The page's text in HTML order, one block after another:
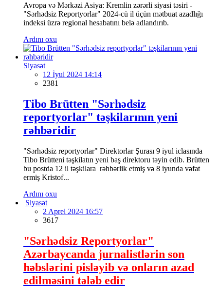
Avropa və Mərkəzi Asiya: Kremlin zərərli siyasi təsiri -
"Sərhədsiz Reportyorlar" 2024-cü il üçün mətbuat azadlığı
indeksi üzrə regional hesabatını belə adlandırıb.
Ardını oxu
Siyasət
12 İyul 2024 14:14
2381
Tibo Brütten "Sərhədsiz
reportyorlar" təşkilarının yeni
rəhbəridir
"Sərhədsiz reportyorlar" Direktorlar Şurası 9 iyul iclasında
Tibo Brütteni təşkilatın yeni baş direktoru təyin edib. Brütten
bu postda 12 il təşkilara rəhbərlik etmiş və 8 iyunda vəfat
ermiş Kristof...
Ardını oxu
Siyasət
2 Aprel 2024 16:57
3617
"Sərhədsiz Reportyorlar"
Azərbaycanda jurnalistlərin son
həbslərini pisləyib və onların azad
edilməsini tələb edir